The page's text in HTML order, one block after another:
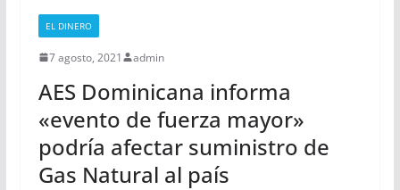
EL DINERO
7 agosto, 2021 admin
AES Dominicana informa
«evento de fuerza mayor»
podría afectar suministro de
Gas Natural al país